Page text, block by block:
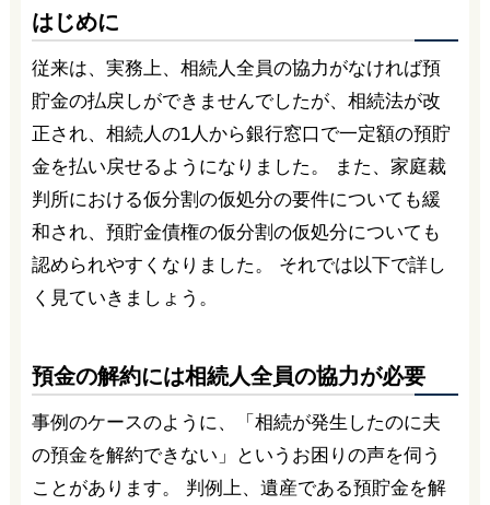
はじめに
従来は、実務上、相続人全員の協力がなければ預
貯金の払戻しができませんでしたが、相続法が改
正され、相続人の1人から銀行窓口で一定額の預貯
金を払い戻せるようになりました。 また、家庭裁
判所における仮分割の仮処分の要件についても緩
和され、預貯金債権の仮分割の仮処分についても
認められやすくなりました。 それでは以下で詳し
く見ていきましょう。
預金の解約には相続人全員の協力が必要
事例のケースのように、「相続が発生したのに夫
の預金を解約できない」というお困りの声を伺う
ことがあります。 判例上、遺産である預貯金を解